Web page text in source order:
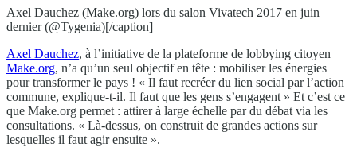
Axel Dauchez (Make.org) lors du salon Vivatech 2017 en juin
dernier (@Tygenia)[/caption]
Axel Dauchez, à l’initiative de la plateforme de lobbying citoyen
Make.org, n’a qu’un seul objectif en tête : mobiliser les énergies
pour transformer le pays ! « Il faut recréer du lien social par l’action
commune, explique-t-il. Il faut que les gens s’engagent » Et c’est ce
que Make.org permet : attirer à large échelle par du débat via les
consultations. « Là-dessus, on construit de grandes actions sur
lesquelles il faut agir ensuite ».